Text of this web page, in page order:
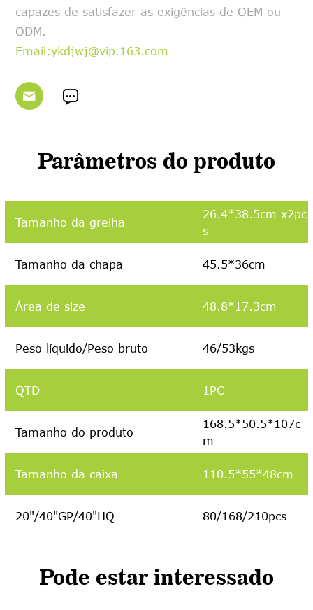
capazes de satisfazer as exigências de OEM ou
ODM.
Email:ykdjwj@vip.163.com
 
Parâmetros do produto
Tamanho da grelha
26.4*38.5cm x2pc
s
Tamanho da chapa 45.5*36cm
Área de size 48.8*17.3cm
Peso líquido/Peso bruto 46/53kgs
QTD 1PC
Tamanho do produto
168.5*50.5*107c
m
Tamanho da caixa 110.5*55*48cm
20"/40"GP/40"HQ 80/168/210pcs
Pode estar interessado